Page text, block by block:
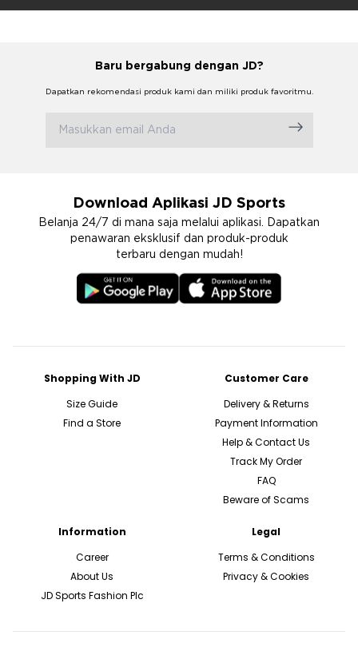
Baru bergabung dengan JD?
Dapatkan rekomendasi produk kami dan miliki produk favoritmu.
Download Aplikasi JD Sports
Belanja 24/7 di mana saja melalui aplikasi. Dapatkan
penawaran eksklusif dan produk-produk
terbaru dengan mudah!
Shopping With JD
Size Guide
Find a Store
Customer Care
Delivery & Returns
Payment Information
Help & Contact Us
Track My Order
FAQ
Beware of Scams
Information
Career
About Us
JD Sports Fashion Plc
Legal
Terms & Conditions
Privacy & Cookies